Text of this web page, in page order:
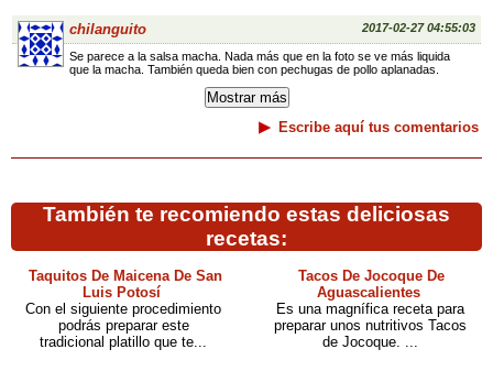
chilanguito 2017-02-27 04:55:03
Se parece a la salsa macha. Nada más que en la foto se ve más liquida
que la macha. También queda bien con pechugas de pollo aplanadas.
Escribe aquí tus comentarios
También te recomiendo estas deliciosas
recetas:
Taquitos De Maicena De San
Luis Potosí
Con el siguiente procedimiento
podrás preparar este
tradicional platillo que te...
Tacos De Jocoque De
Aguascalientes
Es una magnífica receta para
preparar unos nutritivos Tacos
de Jocoque. ...